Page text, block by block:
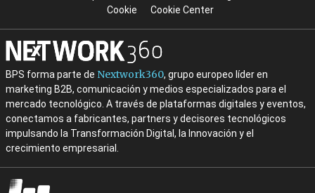
Cookie
Cookie Center
BPS forma parte de Nextwork360, grupo europeo líder en
marketing B2B, comunicación y medios especializados para el
mercado tecnológico. A través de plataformas digitales y eventos,
conectamos a fabricantes, partners y decisores tecnológicos
impulsando la Transformación Digital, la Innovación y el
crecimiento empresarial.